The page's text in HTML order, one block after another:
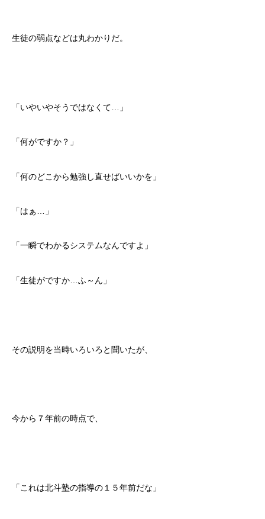
生徒の弱点などは丸わかりだ。
「いやいやそうではなくて…」
「何がですか？」
「何のどこから勉強し直せばいいかを」
「はぁ…」
「一瞬でわかるシステムなんですよ」
「生徒がですか…ふ～ん」
その説明を当時いろいろと聞いたが、
今から７年前の時点で、
「これは北斗塾の指導の１５年前だな」